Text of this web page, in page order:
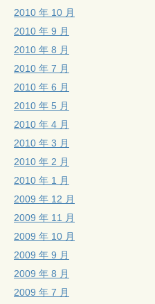
2010 年 10 月
2010 年 9 月
2010 年 8 月
2010 年 7 月
2010 年 6 月
2010 年 5 月
2010 年 4 月
2010 年 3 月
2010 年 2 月
2010 年 1 月
2009 年 12 月
2009 年 11 月
2009 年 10 月
2009 年 9 月
2009 年 8 月
2009 年 7 月